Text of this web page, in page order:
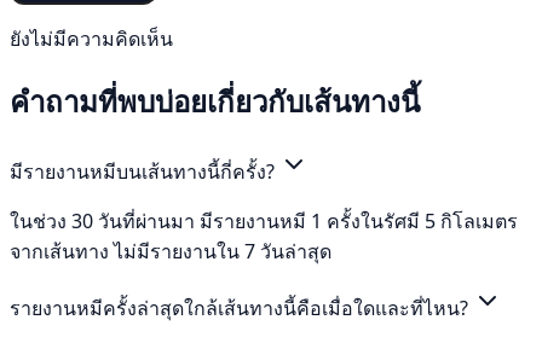
ยังไม่มีความคิดเห็น
คำถามที่พบบ่อยเกี่ยวกับเส้นทางนี้
มีรายงานหมีบนเส้นทางนี้กี่ครั้ง?
ในช่วง 30 วันที่ผ่านมา มีรายงานหมี 1 ครั้งในรัศมี 5 กิโลเมตร
จากเส้นทาง ไม่มีรายงานใน 7 วันล่าสุด
รายงานหมีครั้งล่าสุดใกล้เส้นทางนี้คือเมื่อใดและที่ไหน?